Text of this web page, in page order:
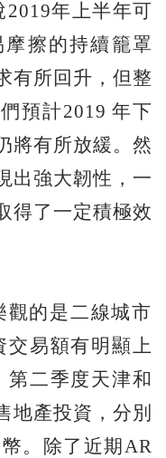
年上半年可
擦的持續籠罩
有所回升，但整
預計2019 年下
將有所放緩。然
出強大韌性，一
得了一定積極效
觀的是二線城市
交易額有明顯上
第二季度天津和
地產投資，分別
。除了近期AR